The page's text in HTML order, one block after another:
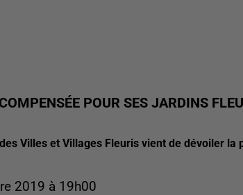
POUR SES JARDINS
Villes et Villages Fleuris vient de dévoiler
2019 à 19h00